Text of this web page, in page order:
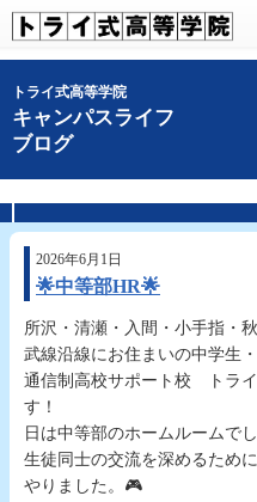
トライ式高等学院
キャンパスライフ
ブログ
2026年6月1日
🌟中等部HR🌟
所沢・清瀬・入間・小手指・
武線沿線にお住まいの中学生
通信制高校サポート校 トラ
す！
日は中等部のホームルームで
生徒同士の交流を深めるため
やりました。🎮